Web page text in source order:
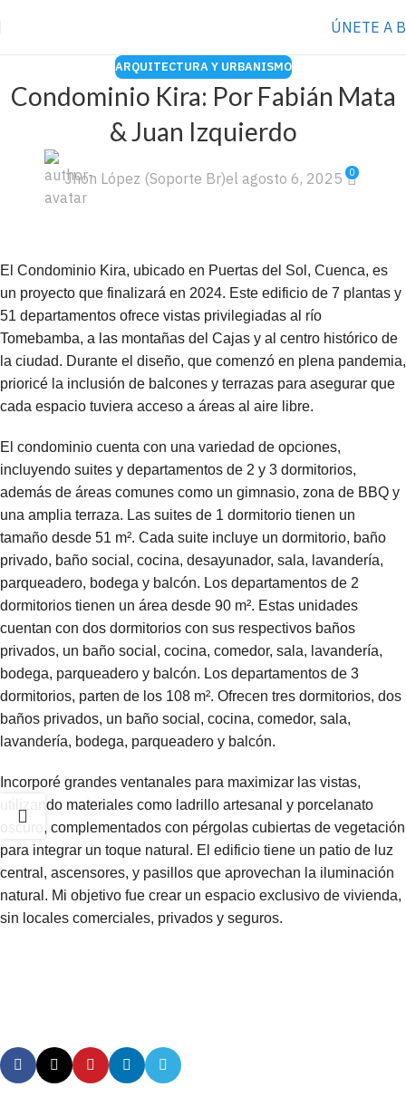
ÚNETE A
ARQUITECTURA Y URBANISMO
Condominio Kira: Por Fabián Mata
& Juan Izquierdo
Jhon López (Soporte Br)el agosto 6, 2025 0
El Condominio Kira, ubicado en Puertas del Sol, Cuenca, es
un proyecto que finalizará en 2024. Este edificio de 7 plantas y
51 departamentos ofrece vistas privilegiadas al río
Tomebamba, a las montañas del Cajas y al centro histórico de
la ciudad. Durante el diseño, que comenzó en plena pandemia,
prioricé la inclusión de balcones y terrazas para asegurar que
cada espacio tuviera acceso a áreas al aire libre.
El condominio cuenta con una variedad de opciones,
incluyendo suites y departamentos de 2 y 3 dormitorios,
además de áreas comunes como un gimnasio, zona de BBQ y
una amplia terraza. Las suites de 1 dormitorio tienen un
tamaño desde 51 m². Cada suite incluye un dormitorio, baño
privado, baño social, cocina, desayunador, sala, lavandería,
parqueadero, bodega y balcón. Los departamentos de 2
dormitorios tienen un área desde 90 m². Estas unidades
cuentan con dos dormitorios con sus respectivos baños
privados, un baño social, cocina, comedor, sala, lavandería,
bodega, parqueadero y balcón. Los departamentos de 3
dormitorios, parten de los 108 m². Ofrecen tres dormitorios, dos
baños privados, un baño social, cocina, comedor, sala,
lavandería, bodega, parqueadero y balcón.
Incorporé grandes ventanales para maximizar las vistas,
utilizando materiales como ladrillo artesanal y porcelanato
oscuro, complementados con pérgolas cubiertas de vegetación
para integrar un toque natural. El edificio tiene un patio de luz
central, ascensores, y pasillos que aprovechan la iluminación
natural. Mi objetivo fue crear un espacio exclusivo de vivienda,
sin locales comerciales, privados y seguros.